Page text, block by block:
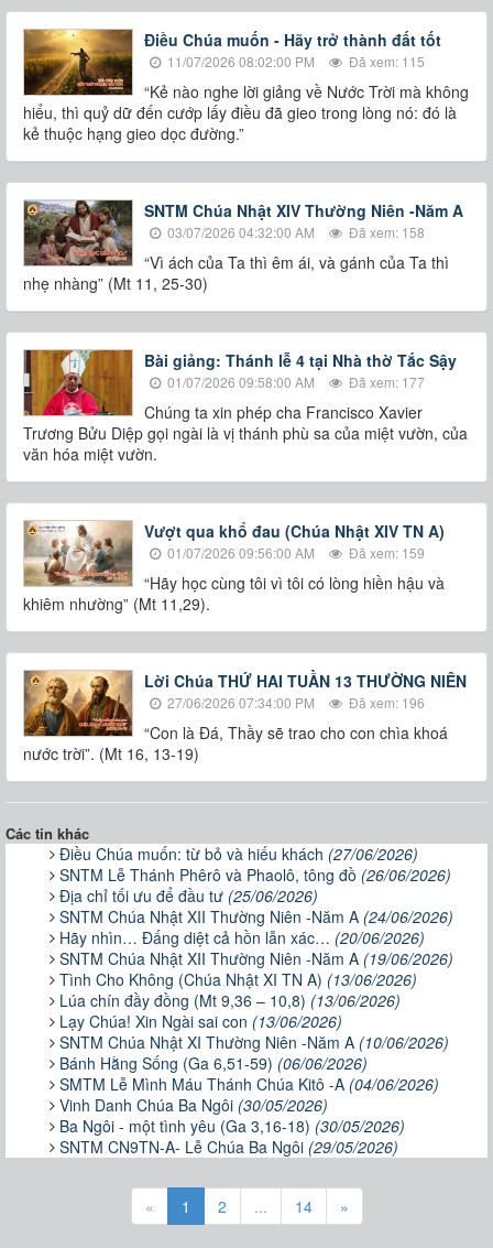
Điều Chúa muốn - Hãy trở thành đất tốt
11/07/2026 08:02:00 PM Đã xem: 115
“Kẻ nào nghe lời giảng về Nước Trời mà không
hiểu, thì quỷ dữ đến cướp lấy điều đã gieo trong lòng nó: đó là
kẻ thuộc hạng gieo dọc đường.”
SNTM Chúa Nhật XIV Thường Niên -Năm A
03/07/2026 04:32:00 AM Đã xem: 158
“Vì ách của Ta thì êm ái, và gánh của Ta thì
nhẹ nhàng” (Mt 11, 25-30)
Bài giảng: Thánh lễ 4 tại Nhà thờ Tắc Sậy
01/07/2026 09:58:00 AM Đã xem: 177
Chúng ta xin phép cha Francisco Xavier
Trương Bửu Diệp gọi ngài là vị thánh phù sa của miệt vườn, của
văn hóa miệt vườn.
Vượt qua khổ đau (Chúa Nhật XIV TN A)
01/07/2026 09:56:00 AM Đã xem: 159
“Hãy học cùng tôi vì tôi có lòng hiền hậu và
khiêm nhường” (Mt 11,29).
Lời Chúa THỨ HAI TUẦN 13 THƯỜNG NIÊN
27/06/2026 07:34:00 PM Đã xem: 196
“Con là Ðá, Thầy sẽ trao cho con chìa khoá
nước trời”. (Mt 16, 13-19)
Các tin khác
Điều Chúa muốn: từ bỏ và hiếu khách (27/06/2026)
SNTM Lễ Thánh Phêrô và Phaolô, tông đồ (26/06/2026)
Địa chỉ tối ưu để đầu tư (25/06/2026)
SNTM Chúa Nhật XII Thường Niên -Năm A (24/06/2026)
Hãy nhìn… Đấng diệt cả hồn lẫn xác… (20/06/2026)
SNTM Chúa Nhật XII Thường Niên -Năm A (19/06/2026)
Tình Cho Không (Chúa Nhật XI TN A) (13/06/2026)
Lúa chín đầy đồng (Mt 9,36 – 10,8) (13/06/2026)
Lạy Chúa! Xin Ngài sai con (13/06/2026)
SNTM Chúa Nhật XI Thường Niên -Năm A (10/06/2026)
Bánh Hằng Sống (Ga 6,51-59) (06/06/2026)
SMTM Lễ Mình Máu Thánh Chúa Kitô -A (04/06/2026)
Vinh Danh Chúa Ba Ngôi (30/05/2026)
Ba Ngôi - một tình yêu (Ga 3,16-18) (30/05/2026)
SNTM CN9TN-A- Lễ Chúa Ba Ngôi (29/05/2026)
« 1 2 ... 14 »